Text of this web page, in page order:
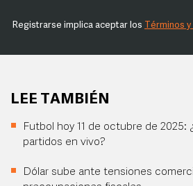
Registrarse implica aceptar los Términos
LEE TAMBIÉN
Futbol hoy 11 de octubre de 2025:
partidos en vivo?
Dólar sube ante tensiones